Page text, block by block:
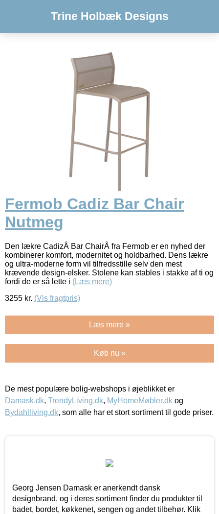
Trine Holbæk Designs
Fermob Cadiz Bar Chair
Nutmeg
Den lækre CadizÂ Bar ChairÂ fra Fermob er en nyhed der
kombinerer komfort, modernitet og holdbarhed. Dens lækre
og ultra-moderne form vil tilfredsstille selv den mest
krævende design-elsker. Stolene kan stables i stakke af ti og
fordi de er så lette i (Læs mere)
3255 kr. (Vis fragtpris)
Læs mere »
Køb nu »
De mest populære bolig-webshops i øjeblikket er
Damask.dk, TrendyLiving.dk, MyHomeMøbler.dk og
Bydahlliving.dk, som alle har et stort sortiment til gode priser.
Georg Jensen Damask er anerkendt dansk
designbrand, og i deres sortiment finder du produkter til
badet, bordet, køkkenet, sengen og andet tilbehør. Klik